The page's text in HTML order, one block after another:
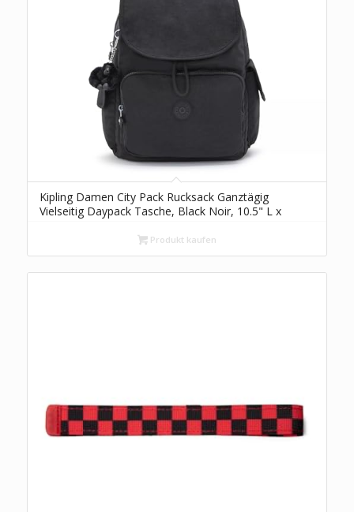
Kipling Damen City Pack Rucksack Ganztägig
Vielseitig Daypack Tasche, Black Noir, 10.5" L x
Ganztägig Vielseitig Daypack Tasche
Produkt kaufen